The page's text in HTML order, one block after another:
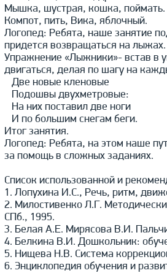
Мышка, шустрая, кошка, поймать.
Компот, пить, Вика, яблочный.
Логопед: Ребята, наше занятие
придется возвращаться на лыжах.
Упражнение «Лыжники»- встав в
двигаться, делая по шагу на
Две новые кленовые
Подошвы двухметровые:
На них поставил две ноги
И по большим снегам беги.
Итог занятия.
Логопед: Ребята, на этом наше
за помощь в сложных заданиях.
Список использованной и
1. Лопухина И.С., Речь, ритм,
2. Милостивенко Л.Г.
СПб., 1995.
3. Белая А.Е. Мирясова В.И.
4. Белкина В.И. Дошкольник:
5. Нищева Н.В. Система
6. Энциклопедия обучения и